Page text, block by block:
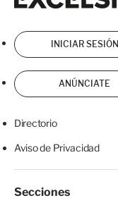
INICIAR SESIÓN
ANÚNCIATE
Directorio
Aviso de Privacidad
Secciones